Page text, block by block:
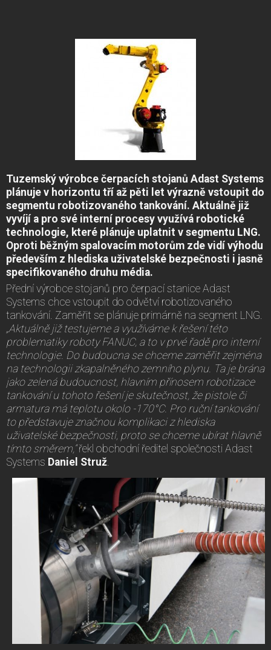
Tuzemský výrobce čerpacích stojanů Adast Systems
plánuje v horizontu tří až pěti let výrazně vstoupit do
segmentu robotizovaného tankování. Aktuálně již
vyvíjí a pro své interní procesy využívá robotické
technologie, které plánuje uplatnit v segmentu LNG.
Oproti běžným spalovacím motorům zde vidí výhodu
především z hlediska uživatelské bezpečnosti i jasně
specifikovaného druhu média.
Přední výrobce stojanů pro čerpací stanice Adast
Systems chce vstoupit do odvětví robotizovaného
tankování. Zaměřit se plánuje primárně na segment LNG.
„Aktuálně již testujeme a využíváme k řešení této
problematiky roboty FANUC, a to v prvé řadě pro interní
technologie. Do budoucna se chceme zaměřit zejména
na technologii zkapalněného zemního plynu. Ta je brána
jako zelená budoucnost, hlavním přínosem robotizace
tankování u tohoto řešení je skutečnost, že pistole či
armatura má teplotu okolo -170°C. Pro ruční tankování
to představuje značnou komplikaci z hlediska
uživatelské bezpečnosti, proto se chceme ubírat hlavně
tímto směrem,“řekl obchodní ředitel společnosti Adast
Systems Daniel Struž